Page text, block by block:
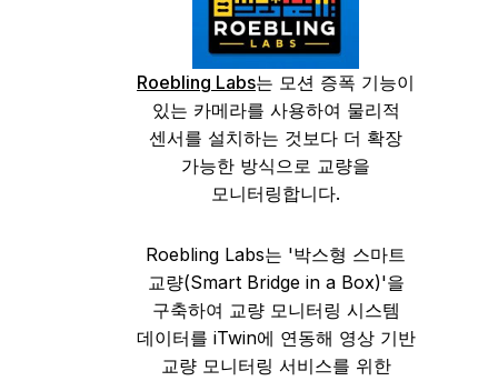
Roebling Labs는 모션 증폭 기능이
있는 카메라를 사용하여 물리적
센서를 설치하는 것보다 더 확장
가능한 방식으로 교량을
모니터링합니다.
Roebling Labs는 '박스형 스마트
교량(Smart Bridge in a Box)'을
구축하여 교량 모니터링 시스템
데이터를 iTwin에 연동해 영상 기반
교량 모니터링 서비스를 위한